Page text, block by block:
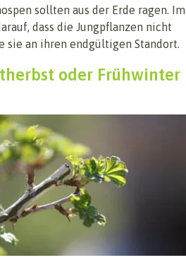
sollten aus der Erde ragen. Im
dass die Jungpflanzen nicht
sie an ihren endgültigen Standort.
oder Frühwinter